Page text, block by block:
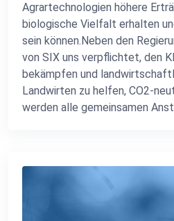
Agrartechnologien höhere
biologische Vielfalt erhalten
sein können.Neben den
von SIX uns verpflichtet, den
bekämpfen und
Landwirten zu helfen, CO2-
werden alle gemeinsamen